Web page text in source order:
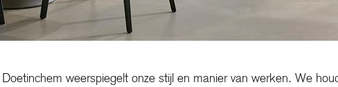
weerspiegelt onze stijl en manier van werken. We